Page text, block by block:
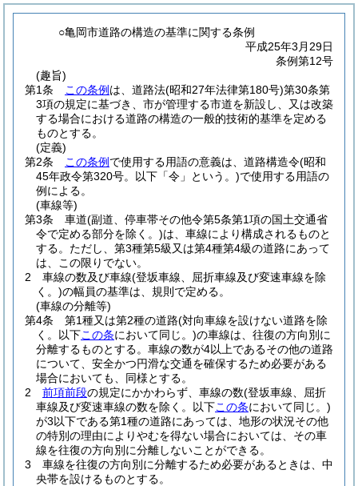
○亀岡市道路の構造の基準に関する条例
平成25年3月29日
条例第12号
(趣旨)
第1条
この条例 は、道路法(昭和27年法律第180号)第30条第
3項の規定に基づき、市が管理する市道を新設し、又は改築
する場合における道路の構造の一般的技術的基準を定める
ものとする。
(定義)
第2条
この条例 で使用する用語の意義は、道路構造令(昭和
45年政令第320号。以下「令」という。)で使用する用語の
例による。
(車線等)
第3条
車道(副道、停車帯その他令第5条第1項の国土交通省
令で定める部分を除く。)は、車線により構成されるものと
する。 ただし、第3種第5級又は第4種第4級の道路にあって
は、この限りでない。
2
車線の数及び車線(登坂車線、屈折車線及び変速車線を除
く。)の幅員の基準は、規則で定める。
(車線の分離等)
第4条
第1種又は第2種の道路(対向車線を設けない道路を除
く。以下この条において同じ。)の車線は、往復の方向別に
分離するものとする。 車線の数が4以上であるその他の道路
について、安全かつ円滑な交通を確保するため必要がある
場合においても、同様とする。
2
前項前段の規定にかかわらず、車線の数(登坂車線、屈折
車線及び変速車線の数を除く。以下この条において同じ。)
が3以下である第1種の道路にあっては、地形の状況その他
の特別の理由によりやむを得ない場合においては、その車
線を往復の方向別に分離しないことができる。
3
車線を往復の方向別に分離するため必要があるときは、中
央帯を設けるものとする。